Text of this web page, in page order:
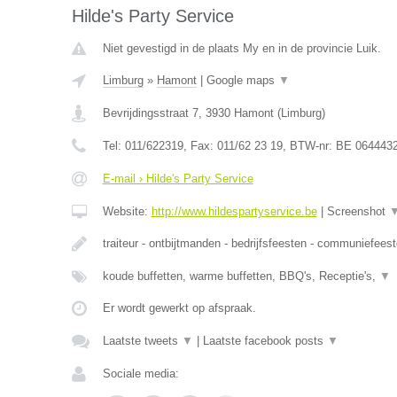
Hilde's Party Service
Niet gevestigd in de plaats My en in de provincie Luik.
Limburg» Hamont| Google maps ▼
Bevrijdingsstraat 7, 3930 Hamont(Limburg)
Tel: 011/622319, Fax: 011/62 23 19, BTW-nr: BE
E-mail › Hilde's Party Service
Website: http://www.hildespartyservice.be| Screenshot ▼
traiteur - ontbijtmanden - bedrijfsfeesten -
koude buffetten, warme buffetten, BBQ's, Receptie's, ▼
Er wordt gewerkt op afspraak.
Laatste tweets ▼ Laatste facebook posts ▼
Sociale media: